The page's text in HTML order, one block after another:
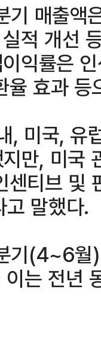
매출액
적 개선
익률은
율 효과
, 미국, 유
만, 미국
센티브 및
고 말했다.
기(4~6월
는 전년